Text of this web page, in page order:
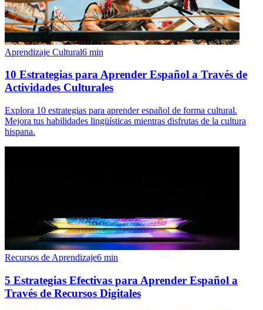
Aprendizaje Cultural6 min
10 Estrategias para Aprender Español a Través de
Actividades Culturales
Explora 10 estrategias para aprender español de forma cultural.
Mejora tus habilidades lingüísticas mientras disfrutas de la cultura
hispana.
Recursos de Aprendizaje6 min
5 Estrategias Efectivas para Aprender Español a
Través de Recursos Digitales